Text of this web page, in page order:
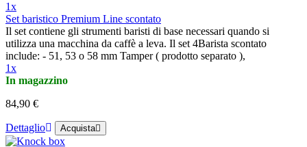
1x
Set baristico Premium Line scontato
Il set contiene gli strumenti baristi di base necessari quando si
utilizza una macchina da caffè a leva. Il set 4Barista scontato
include: - 51, 53 o 58 mm Tamper ( prodotto separato ),
1x
In magazzino
84,90 €
Dettaglio Acquista